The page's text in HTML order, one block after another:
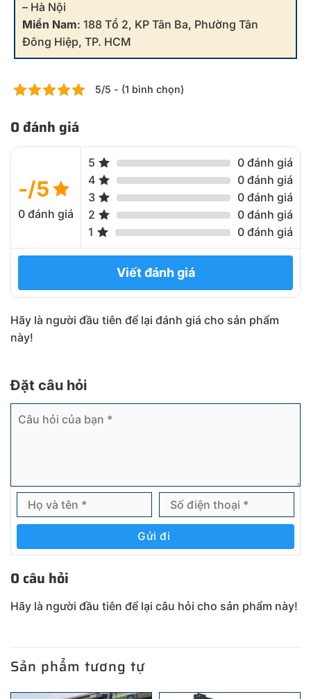
– Hà Nội
Miền Nam: 188 Tổ 2, KP Tân Ba, Phường Tân
Đông Hiệp, TP. HCM
5/5 - (1 bình chọn)
0 đánh giá
-/5
0 đánh giá
5
0 đánh giá
4
0 đánh giá
3
0 đánh giá
2
0 đánh giá
1
0 đánh giá
Viết đánh giá
Hãy là người đầu tiên để lại đánh giá cho sản phẩm
này!
Đặt câu hỏi
Gửi đi
0 câu hỏi
Hãy là người đầu tiên để lại câu hỏi cho sản phẩm này!
Sản phẩm tương tự